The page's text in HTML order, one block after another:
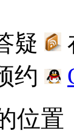
疑
约
位置